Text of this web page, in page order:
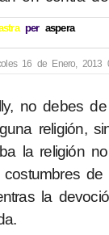
per aspera
16 de Enero, 2013
no debes
religión,
la religión
costumbres
la